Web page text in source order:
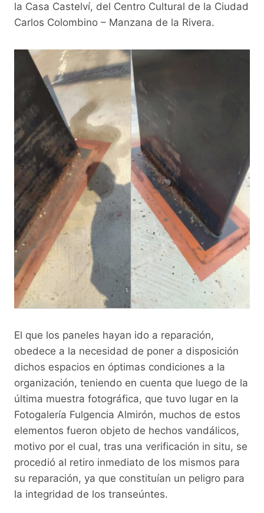
la Casa Castelví, del Centro Cultural de la Ciudad
Carlos Colombino – Manzana de la Rivera.
El que los paneles hayan ido a reparación,
obedece a la necesidad de poner a disposición
dichos espacios en óptimas condiciones a la
organización, teniendo en cuenta que luego de la
última muestra fotográfica, que tuvo lugar en la
Fotogalería Fulgencia Almirón, muchos de estos
elementos fueron objeto de hechos vandálicos,
motivo por el cual, tras una verificación in situ, se
procedió al retiro inmediato de los mismos para
su reparación, ya que constituían un peligro para
la integridad de los transeúntes.